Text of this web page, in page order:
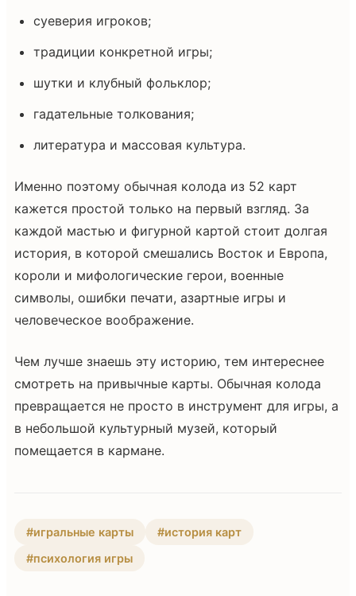
суеверия игроков;
традиции конкретной игры;
шутки и клубный фольклор;
гадательные толкования;
литература и массовая культура.
Именно поэтому обычная колода из 52 карт
кажется простой только на первый взгляд. За
каждой мастью и фигурной картой стоит долгая
история, в которой смешались Восток и Европа,
короли и мифологические герои, военные
символы, ошибки печати, азартные игры и
человеческое воображение.
Чем лучше знаешь эту историю, тем интереснее
смотреть на привычные карты. Обычная колода
превращается не просто в инструмент для игры, а
в небольшой культурный музей, который
помещается в кармане.
#игральные карты
#история карт
#психология игры